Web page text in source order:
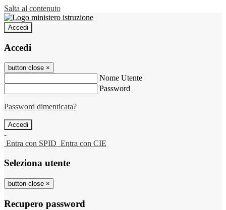
Salta al contenuto
Accedi
Accedi
button close ×
Nome Utente
Password
Password dimenticata?
-
Entra con SPID Entra con CIE
Seleziona utente
button close ×
Recupero password